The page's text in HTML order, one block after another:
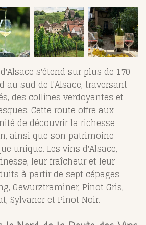
s'étend sur plus de 170
au sud de l'Alsace, traversant
des collines verdoyantes et
Cette route offre aux
de découvrir la richesse
ainsi que son patrimoine
unique. Les vins d'Alsace,
leur fraîcheur et leur
à partir de sept cépages
Gewurztraminer, Pinot Gris,
Sylvaner et Pinot Noir.